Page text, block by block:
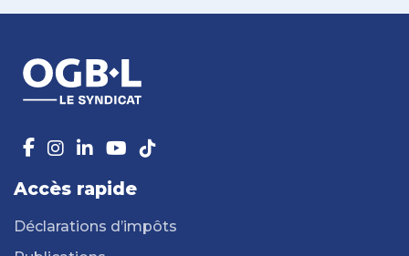
Accès rapide
Déclarations d’impôts